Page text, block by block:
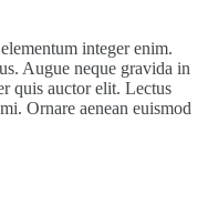
integer enim.
Augue neque gravida in
quis auctor elit. Lectus
Ornare aenean euismod